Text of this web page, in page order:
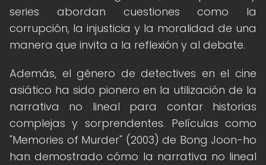
series abordan cuestiones como la
corrupción, la injusticia y la moralidad de una
manera que invita a la reflexión y al debate.
Además, el género de detectives en el cine
asiático ha sido pionero en la utilización de la
narrativa no lineal para contar historias
complejas y sorprendentes. Películas como
"Memories of Murder" (2003) de Bong Joon-ho
han demostrado cómo la narrativa no lineal